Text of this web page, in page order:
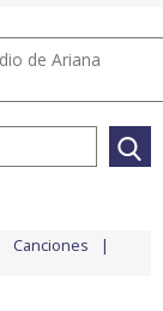
de Ariana
Canciones